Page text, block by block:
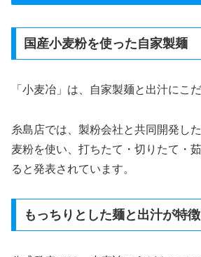
国産小麦粉を使った自家製麺
「小麦冶」は、自家製麺と出汁にこ
糸島店では、製粉会社と共同開発し
麦粉を使い、打ちたて・切りたて・
ると発表されています。
もっちりとした麺と出汁が特徴